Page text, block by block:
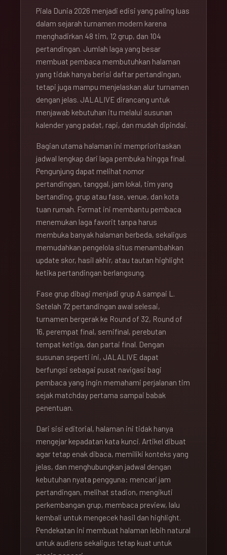
Piala Dunia 2026 menjadi edisi yang paling luas
dalam sejarah turnamen modern karena
menghadirkan 48 tim, 12 grup, dan 104
pertandingan. Jumlah laga yang besar
membuat pembaca membutuhkan halaman
yang tidak hanya berisi daftar pertandingan,
tetapi juga mampu menjelaskan alur turnamen
dengan jelas. JALALIVE dirancang untuk
menjawab kebutuhan itu melalui susunan
kalender yang padat, rapi, dan mudah dipindai.
Bagian utama halaman ini memprioritaskan
jadwal lengkap dari laga pembuka hingga final.
Pengunjung dapat melihat nomor
pertandingan, tanggal, jam lokal, tim yang
bertanding, grup atau fase, venue, dan kota
tuan rumah. Format ini membantu pembaca
menemukan laga favorit tanpa harus
membuka banyak halaman berbeda, sekaligus
memudahkan pengelola situs menambahkan
update skor, hasil akhir, atau tautan highlight
ketika pertandingan berlangsung.
Fase grup dibagi menjadi grup A sampai L.
Setelah 72 pertandingan awal selesai,
turnamen bergerak ke Round of 32, Round of
16, perempat final, semifinal, perebutan
tempat ketiga, dan partai final. Dengan
susunan seperti ini, JALALIVE dapat
berfungsi sebagai pusat navigasi bagi
pembaca yang ingin memahami perjalanan tim
sejak matchday pertama sampai babak
penentuan.
Dari sisi editorial, halaman ini tidak hanya
mengejar kepadatan kata kunci. Artikel dibuat
agar tetap enak dibaca, memiliki konteks yang
jelas, dan menghubungkan jadwal dengan
kebutuhan nyata pengguna: mencari jam
pertandingan, melihat stadion, mengikuti
perkembangan grup, membaca preview, lalu
kembali untuk mengecek hasil dan highlight.
Pendekatan ini membuat halaman lebih natural
untuk audiens sekaligus tetap kuat untuk